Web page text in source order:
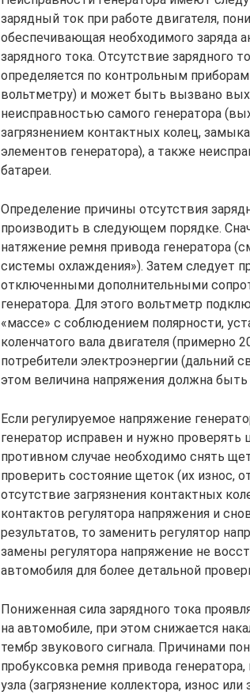
зарядный ток при работе двигателя,
обеспечивающая необходимого заряда
зарядного тока. Отсутствие зарядного
определяется по контрольным
вольтметру) и может быть вызвано
неисправностью самого генератора
загрязнением контактных колец,
элементов генератора), а также
батареи.
Определение причины отсутствия
производить в следующем порядке.
натяжение ремня привода генератора
системы охлаждения»). Затем следует
отключенными дополнительными
генератора. Для этого вольтметр
«массе» с соблюдением полярности,
коленчатого вала двигателя
потребители электроэнергии (дальний
этом величина напряжения должна быть
Если регулируемое напряжение
генератор исправен и нужно проверять
противном случае необходимо снять
проверить состояние щеток (их износ,
отсутствие загрязнения контактных
контактов регулятора напряжения и
результатов, то заменить регулятор
замены регулятора напряжение не
автомобиля для более детальной
Пониженная сила зарядного тока
на автомобиле, при этом снижается
тембр звукового сигнала. Причинами
пробуксовка ремня привода
узла (загрязнение коллектора, износ